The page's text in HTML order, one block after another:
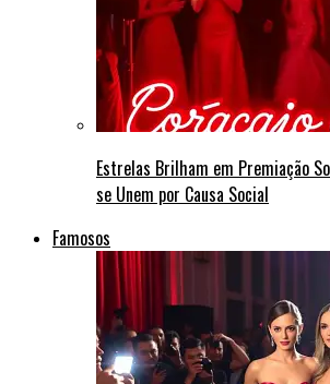
Estrelas Brilham em Premiação
se Unem por Causa Social
Famosos